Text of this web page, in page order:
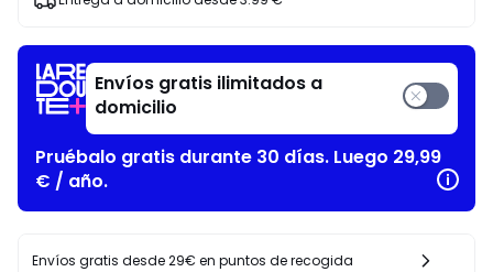
Envíos gratis ilimitados a
domicilio
Pruébalo gratis durante 30 días. Luego 29,99
€ / año.
Envíos gratis desde 29€ en puntos de recogida